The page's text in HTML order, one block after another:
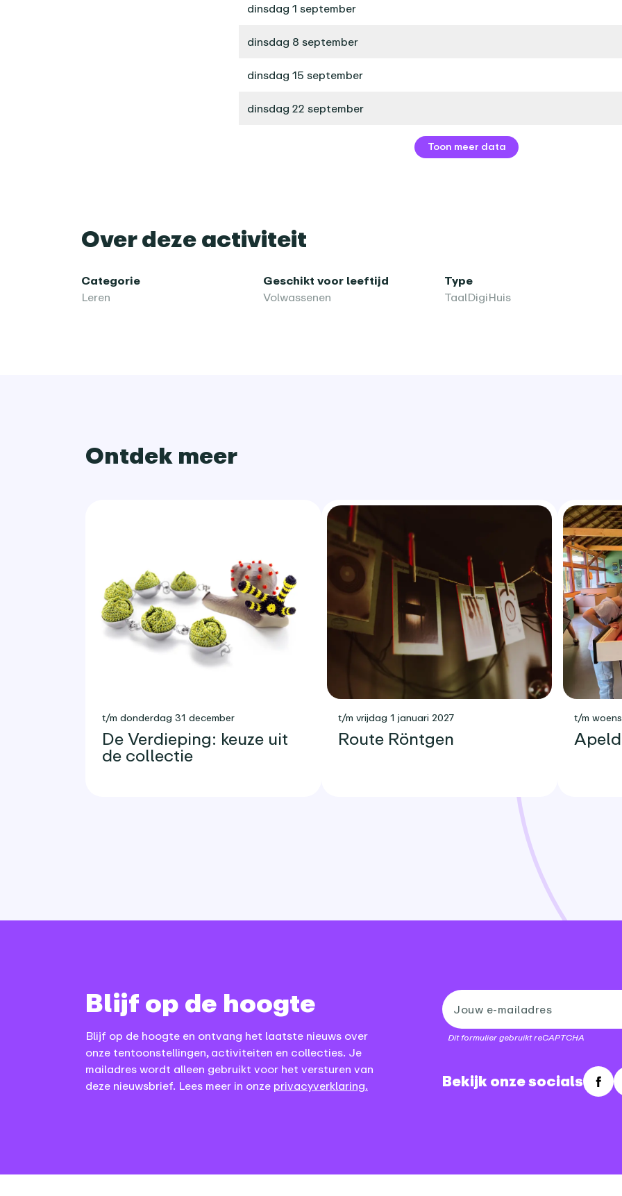
dinsdag 1 september
dinsdag 8 september
dinsdag 15 september
dinsdag 22 september
Toon meer data
Over deze activiteit
Categorie
Leren
Geschikt voor leeftijd
Volwassenen
Type
TaalDigiHuis
Ontdek meer
t/m donderdag 31 december
De Verdieping: keuze uit
de collectie
t/m vrijdag 1 januari 2027
Route Röntgen
t/m
Blijf op de hoogte
Blijf op de hoogte en ontvang het laatste nieuws over
onze tentoonstellingen, activiteiten en collecties. Je
mailadres wordt alleen gebruikt voor het versturen van
deze nieuwsbrief. Lees meer in onze privacyverklaring.
Dit formulier gebruikt reCAPTCHA
Bekijk onze socials